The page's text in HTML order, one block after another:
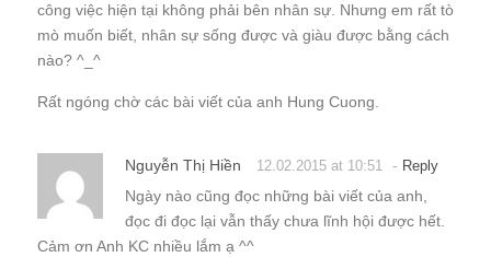
công việc hiện tại không phải bên nhân sự. Nhưng em rất tò
mò muốn biết, nhân sự sống được và giàu được bằng cách
nào? ^_^
Rất ngóng chờ các bài viết của anh Hung Cuong.
Nguyễn Thị Hiền 12.02.2015 at 10:51 - Reply
Ngày nào cũng đọc những bài viết của anh,
đọc đi đọc lại vẫn thấy chưa lĩnh hội được hết.
Cảm ơn Anh KC nhiều lắm ạ ^^